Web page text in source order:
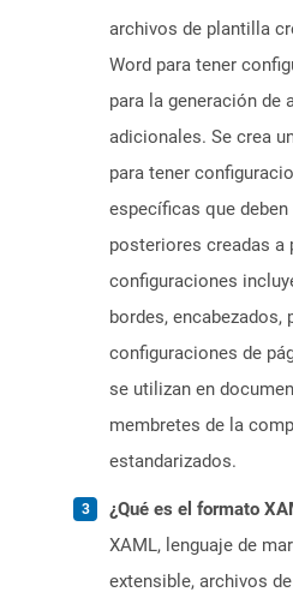
archivos de plantilla
Word para tener
para la generación de
adicionales. Se crea
para tener
específicas que
posteriores creadas a
configuraciones
bordes, encabezados,
configuraciones de
se utilizan en
membretes de la
estandarizados.
¿Qué es el formato
XAML, lenguaje de
extensible, archivos